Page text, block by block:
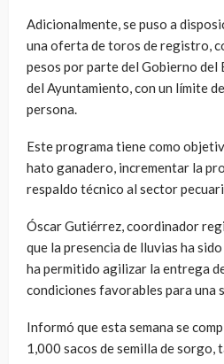
Adicionalmente, se puso a
una oferta de toros de registro,
pesos por parte del Gobierno del
del Ayuntamiento, con un límite
persona.
Este programa tiene como
hato ganadero, incrementar la
respaldo técnico al sector
Óscar Gutiérrez, coordinador
que la presencia de lluvias ha
ha permitido agilizar la entrega
condiciones favorables para una
Informó que esta semana se
1,000 sacos de semilla de sorgo,